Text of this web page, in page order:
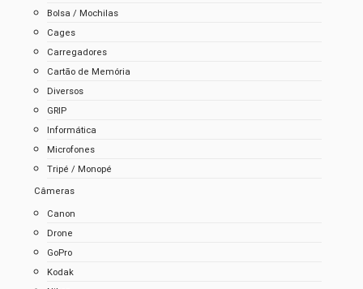
Bolsa / Mochilas
Cages
Carregadores
Cartão de Memória
Diversos
GRIP
Informática
Microfones
Tripé / Monopé
Câmeras
Canon
Drone
GoPro
Kodak